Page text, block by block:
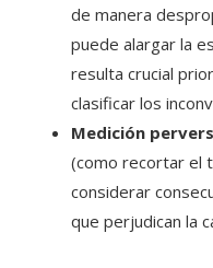
de manera
puede alargar la
resulta crucial
clasificar los
Medición
(como recortar el
considerar
que perjudican la